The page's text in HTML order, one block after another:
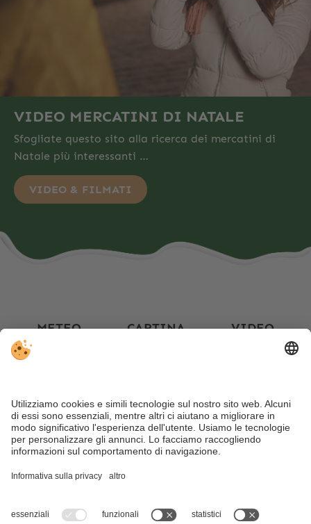
VIDEO MERCATINI DI NATALE
Sfogliate questo sito alla ricerca dei mercatini di
Natale più interessanti …
VIDEO & FILMATI
METEO CARTINA VIDEO
Nonostante il lavoro accurato e il costante aggiornamento dei
contenuti, si possono verificare errori. Non garantiamo la
correttezza e la completezza di tutte le informazioni.
di sicurezza, si prega di verificare chiedendo direttamente sul
Sitemap .Note legali.Direttiva sulla privacy.
Impostazioni